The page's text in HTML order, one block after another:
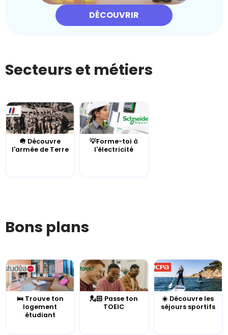
DÉCOUVRIR
Secteurs et métiers
🪖 Découvre
l'armée de Terre
💡Forme-toi à
l'électricité
Bons plans
🛌 Trouve ton
logement
étudiant
💂🏻 Passe ton
TOEIC
☀️ Découvre les
séjours sportifs